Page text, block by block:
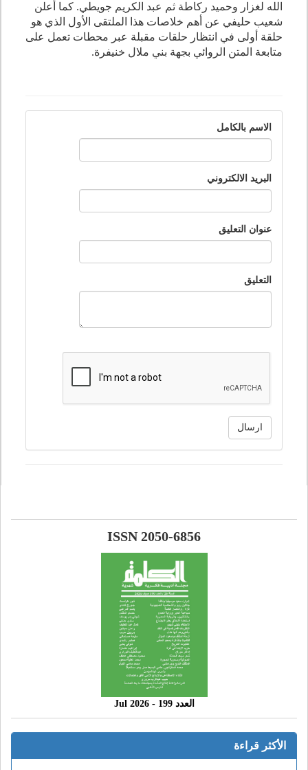
الله لغزار وحميد ركاطة ثم عبد الكريم جويطي. كما أعلن
شعيب حليفي عن أهم خلاصات هذا الملتقى الأول الذي هو
حلقة أولى في انتظار حلقات مقبلة عبر محطات تعمل على
متابعة المتن الروائي بجهة بني ملال خنيفرة.
الاسم بالكامل
البريد الالكتروني
عنوان التعليق
التعليق
ارسال
ISSN 2050-6856
العدد 199 - 2026 Jul
الأكثر قراءة